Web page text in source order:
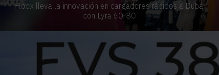
Floox lleva la innovación en cargadores rápidos a Dubái
con Lyra 60-80